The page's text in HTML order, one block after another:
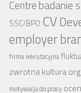
Centre badanie
SSC/BPO CV
employer
firma rekrutacyjna
zwrotnakultura
motywacja do pracy